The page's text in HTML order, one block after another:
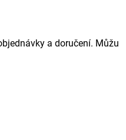
a doručení. Můžu